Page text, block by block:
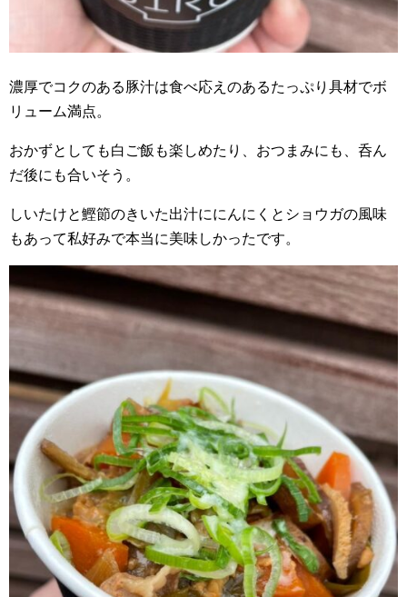
濃厚でコクのある豚汁は食べ応えのあるたっぷり具材でボ
リューム満点。
おかずとしても白ご飯も楽しめたり、おつまみにも、呑ん
だ後にも合いそう。
しいたけと鰹節のきいた出汁ににんにくとショウガの風味
もあって私好みで本当に美味しかったです。